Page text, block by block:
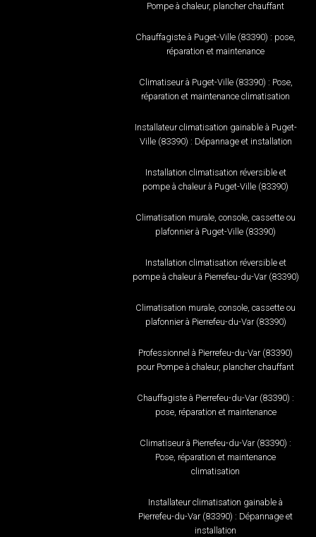
Pompe à chaleur, plancher chauffant
Chauffagiste à Puget-Ville (83390) : pose,
réparation et maintenance
Climatiseur à Puget-Ville (83390) : Pose,
réparation et maintenance climatisation
Installateur climatisation gainable à Puget-
Ville (83390) : Dépannage et installation
Installation climatisation réversible et
pompe à chaleur à Puget-Ville (83390)
Climatisation murale, console, cassette ou
plafonnier à Puget-Ville (83390)
Installation climatisation réversible et
pompe à chaleur à Pierrefeu-du-Var (83390)
Climatisation murale, console, cassette ou
plafonnier à Pierrefeu-du-Var (83390)
Professionnel à Pierrefeu-du-Var (83390)
pour Pompe à chaleur, plancher chauffant
Chauffagiste à Pierrefeu-du-Var (83390) :
pose, réparation et maintenance
Climatiseur à Pierrefeu-du-Var (83390) :
Pose, réparation et maintenance
climatisation
Installateur climatisation gainable à
Pierrefeu-du-Var (83390) : Dépannage et
installation